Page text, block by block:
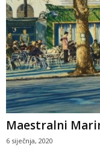
Maestralni
6 siječnja, 2020